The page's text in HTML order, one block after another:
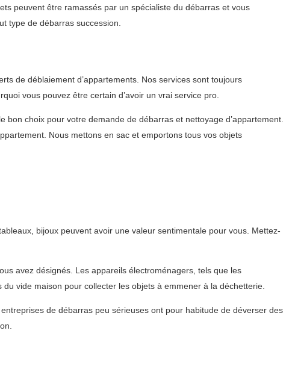
peuvent être ramassés par un spécialiste du débarras et vous
type de débarras succession.
de déblaiement d’appartements. Nos services sont toujours
vous pouvez être certain d’avoir un vrai service pro.
choix pour votre demande de débarras et nettoyage d’appartement.
Nous mettons en sac et emportons tous vos objets
bijoux peuvent avoir une valeur sentimentale pour vous. Mettez-
avez désignés. Les appareils électroménagers, tels que les
vide maison pour collecter les objets à emmener à la déchetterie.
de débarras peu sérieuses ont pour habitude de déverser des